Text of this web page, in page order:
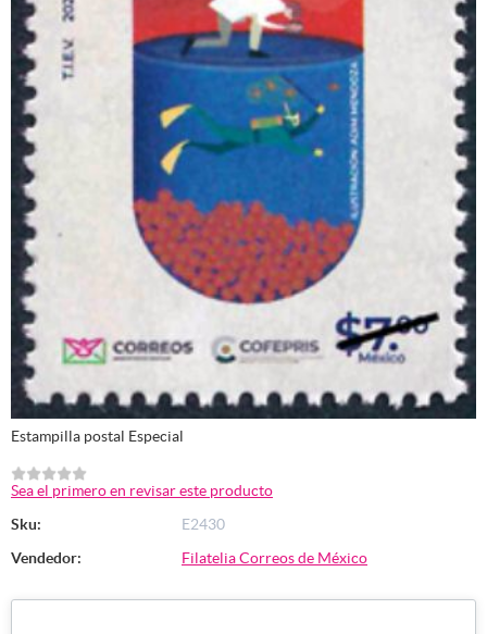
Estampilla postal Especial
Sea el primero en revisar este producto
Sku:
E2430
Vendedor:
Filatelia Correos de México